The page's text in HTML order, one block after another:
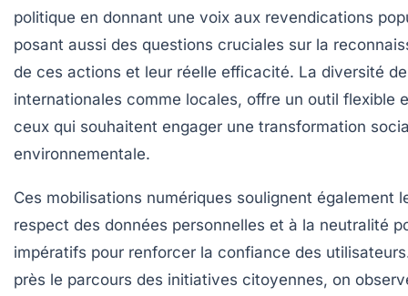
politique en donnant une voix aux revendications
posant aussi des questions cruciales sur la
de ces actions et leur réelle efficacité. La diversité
internationales comme locales, offre un outil flexible
ceux qui souhaitent engager une transformation
environnementale.
Ces mobilisations numériques soulignent également
respect des données personnelles et à la neutralité
impératifs pour renforcer la confiance des
près le parcours des initiatives citoyennes, on